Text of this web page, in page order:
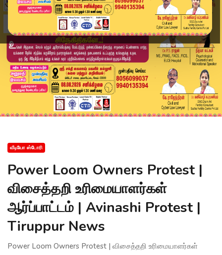
வீடியோ ஸ்டோரி
Power Loom Owners Protest |
விசைத்தறி உரிமையாளர்கள்
ஆர்ப்பாட்டம் | Avinashi Protest |
Tiruppur News
Power Loom Owners Protest | விசைத்தறி உரிமையாளர்கள்